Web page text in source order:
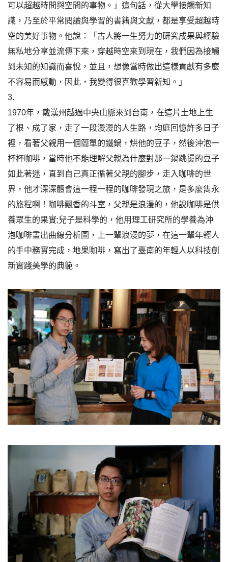
可以超越時間與空間的事物。」這句話，從大學接觸新知
識，乃至於平常閱讀與學習的書籍與文獻，都是享受超越時
空的美好事物。他說：「古人將一生努力的研究成果與經驗
無私地分享並流傳下來，穿越時空來到現在，我們因為接觸
到未知的知識而喜悅，並且，想像當時做出這樣貢獻有多麼
不容易而感動，因此，我變得很喜歡學習新知。」
3.
1970年，戴漢州越過中央山脈來到台南，在這片土地上生
了根、成了家，走了一段漫漫的人生路，均庭回憶許多日子
裡，看著父親用一個簡單的鐵鍋，烘他的豆子，然後沖泡一
杯杯咖啡，當時他不能理解父親為什麼對那一鍋跳燙的豆子
如此著迷，直到自己真正循著父親的腳步，走入咖啡的世
界，他才深深體會這一程一程的咖啡發現之旅，是多麼雋永
的旅程啊！咖啡飄香的斗室，父親是浪漫的，他說咖啡是供
養眾生的果實;兒子是科學的，他用理工研究所的學養為沖
泡咖啡畫出曲線分析圖，上一輩浪漫的夢，在這一輩年輕人
的手中務實完成，地果咖啡，寫出了臺南的年輕人以科技創
新實踐美學的典範。